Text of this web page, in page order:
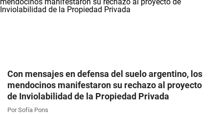
Con mensajes en defensa del suelo argentino, los
mendocinos manifestaron su rechazo al proyecto
de Inviolabilidad de la Propiedad Privada
Por Sofía Pons